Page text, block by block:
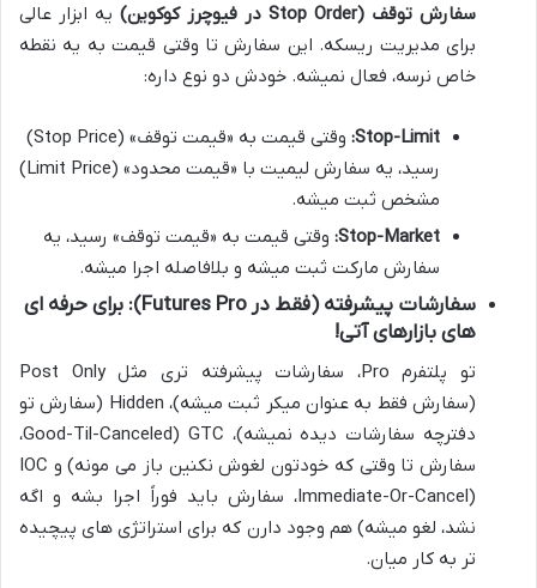
سفارش توقف (Stop Order در فیوچرز کوکوین)
یه ابزار عالی
برای مدیریت ریسکه. این سفارش تا وقتی قیمت به یه نقطه
خاص نرسه، فعال نمیشه. خودش دو نوع داره:
Stop-Limit:
وقتی قیمت به «قیمت توقف» (Stop Price)
رسید، یه سفارش لیمیت با «قیمت محدود» (Limit Price)
مشخص ثبت میشه.
Stop-Market: وقتی قیمت به «قیمت توقف» رسید، یه
سفارش مارکت ثبت میشه و بلافاصله اجرا میشه.
سفارشات پیشرفته (فقط در Futures Pro): برای حرفه ای
های بازارهای آتی!
تو پلتفرم Pro، سفارشات پیشرفته تری مثل Post Only
(سفارش فقط به عنوان میکر ثبت میشه)، Hidden (سفارش تو
دفترچه سفارشات دیده نمیشه)، GTC (Good-Til-Canceled،
سفارش تا وقتی که خودتون لغوش نکنین باز می مونه) و IOC
(Immediate-Or-Cancel، سفارش باید فوراً اجرا بشه و اگه
نشد، لغو میشه) هم وجود دارن که برای استراتژی های پیچیده
تر به کار میان.